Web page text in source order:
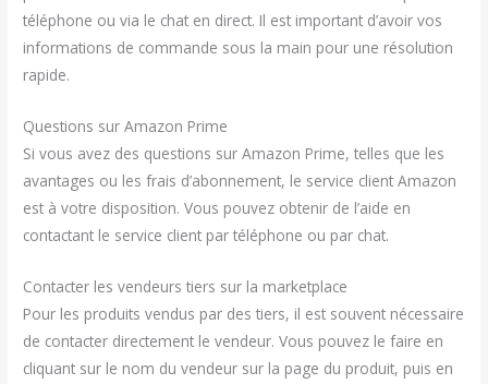
téléphone ou via le chat en direct. Il est important d’avoir vos
informations de commande sous la main pour une résolution
rapide.
Questions sur Amazon Prime
Si vous avez des questions sur Amazon Prime, telles que les
avantages ou les frais d’abonnement, le service client Amazon
est à votre disposition. Vous pouvez obtenir de l’aide en
contactant le service client par téléphone ou par chat.
Contacter les vendeurs tiers sur la marketplace
Pour les produits vendus par des tiers, il est souvent nécessaire
de contacter directement le vendeur. Vous pouvez le faire en
cliquant sur le nom du vendeur sur la page du produit, puis en